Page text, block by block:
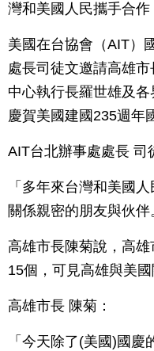
灣和美國人民攜手合作
美國在台協會（AIT）
處長司徒文邀請高雄
中心執行長羅世雄及各
慶賀美國建國235週年
AIT台北辦事處處長 司
「多年來台灣和美國
關係親密的朋友與伙伴
高雄市長陳菊說，高
15個，可見高雄與美國
高雄市長 陳菊：
「今天除了(美國)國